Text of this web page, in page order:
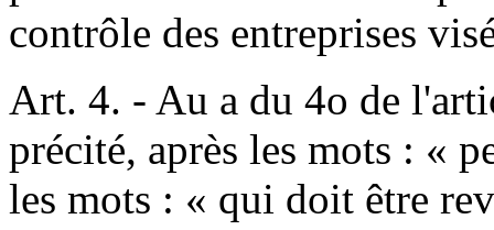
contrôle des entreprises
Art. 4. - Au a du 4o de
précité, après les mots : «
les mots : « qui doit être